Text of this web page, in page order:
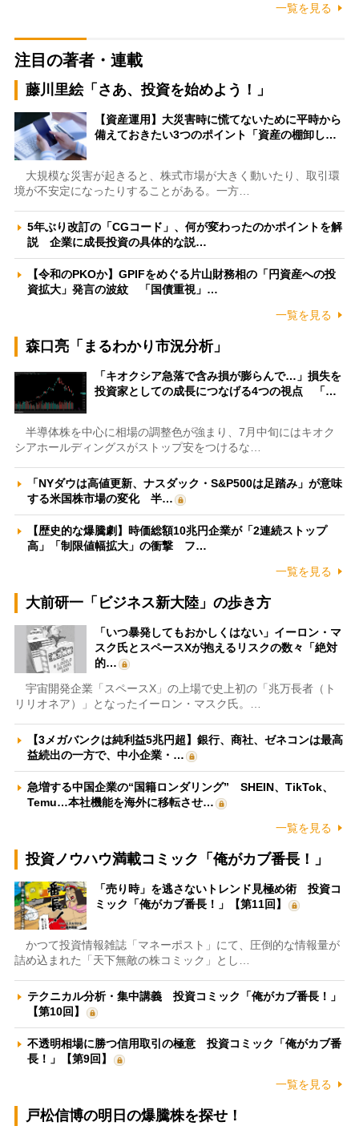
一覧を見る
注目の著者・連載
藤川里絵「さあ、投資を始めよう！」
【資産運用】大災害時に慌てないために平時から
備えておきたい3つのポイント「資産の棚卸し…
大規模な災害が起きると、株式市場が大きく動いたり、取引環
境が不安定になったりすることがある。一方…
5年ぶり改訂の「CGコード」、何が変わったのかポイントを解
説 企業に成長投資の具体的な説…
【令和のPKOか】GPIFをめぐる片山財務相の「円資産への投
資拡大」発言の波紋 「国債重視」…
一覧を見る
森口亮「まるわかり市況分析」
「キオクシア急落で含み損が膨らんで…」損失を
投資家としての成長につなげる4つの視点 「…
半導体株を中心に相場の調整色が強まり、7月中旬にはキオク
シアホールディングスがストップ安をつけるな…
「NYダウは高値更新、ナスダック・S&P500は足踏み」が意味
する米国株市場の変化 半…
【歴史的な爆騰劇】時価総額10兆円企業が「2連続ストップ
高」「制限値幅拡大」の衝撃 フ…
一覧を見る
大前研一「ビジネス新大陸」の歩き方
「いつ暴発してもおかしくはない」イーロン・マ
スク氏とスペースXが抱えるリスクの数々「絶対
的…
宇宙開発企業「スペースX」の上場で史上初の「兆万長者（ト
リリオネア）」となったイーロン・マスク氏。…
【3メガバンクは純利益5兆円超】銀行、商社、ゼネコンは最高
益続出の一方で、中小企業・…
急増する中国企業の“国籍ロンダリング” SHEIN、TikTok、
Temu…本社機能を海外に移転させ…
一覧を見る
投資ノウハウ満載コミック「俺がカブ番長！」
「売り時」を逃さないトレンド見極め術 投資コ
ミック「俺がカブ番長！」【第11回】
かつて投資情報雑誌「マネーポスト」にて、圧倒的な情報量が
詰め込まれた「天下無敵の株コミック」とし…
テクニカル分析・集中講義 投資コミック「俺がカブ番長！」
【第10回】
不透明相場に勝つ信用取引の極意 投資コミック「俺がカブ番
長！」【第9回】
一覧を見る
戸松信博の明日の爆騰株を探せ！